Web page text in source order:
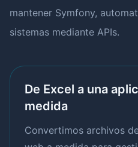
mantener Symfony,
sistemas mediante APIs.
De Excel a una
medida
Convertimos archivos